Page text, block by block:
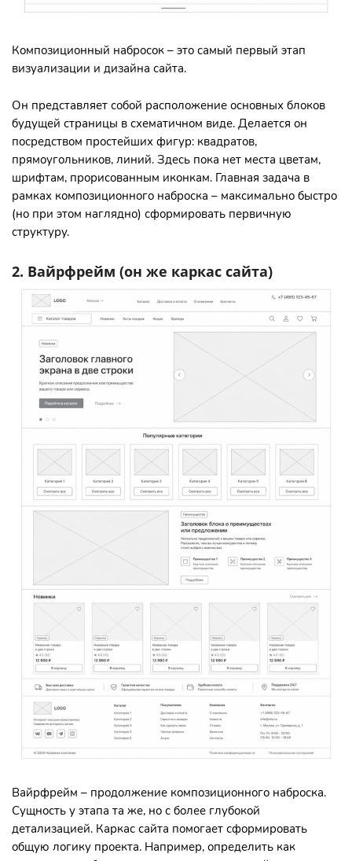
Композиционный набросок – это самый первый этап
визуализации и дизайна сайта.
Он представляет собой расположение основных блоков
будущей страницы в схематичном виде. Делается он
посредством простейших фигур: квадратов,
прямоугольников, линий. Здесь пока нет места цветам,
шрифтам, прорисованным иконкам. Главная задача в
рамках композиционного наброска – максимально быстро
(но при этом наглядно) сформировать первичную
структуру.
2. Вайрфрейм (он же каркас сайта)
Вайрфрейм – продолжение композиционного наброска.
Сущность у этапа та же, но с более глубокой
детализацией. Каркас сайта помогает сформировать
общую логику проекта. Например, определить как